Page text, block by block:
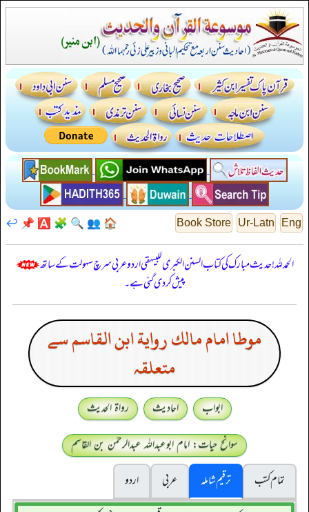
Eng
Ur-Latn
Book Store
🏠
👥
🔍
🧩
🅰️
📌
↩️
الحمدللہ! حدیث مبارک کی کتاب السنن الكبرى للبيهقي اردو عربی سرچ سہولت کے ساتھ
پیش کر دی گئی ہے۔
موطا امام مالك رواية ابن القاسم سے
متعلقہ
ابواب احادیث
رواۃ الحدیث
سوانح حیات: امام ابوعبداللہ عبدالرحمٰن بن القاسم
تمام کتب
ترقیم شاملہ عربی
اردو